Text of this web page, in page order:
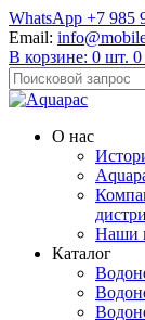
WhatsApp +7 985
Email:
В корзине: 0 шт. 0
О нас
Наши
Каталог